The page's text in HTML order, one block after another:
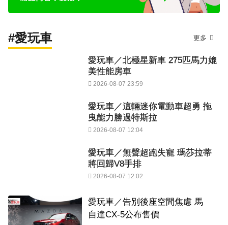
#愛玩車 更多
愛玩車／北極星新車 275匹馬力媲
美性能房車
2026-08-07 23:59
愛玩車／這輛迷你電動車超勇 拖
曳能力勝過特斯拉
2026-08-07 12:04
愛玩車／無聲超跑失寵 瑪莎拉蒂
將回歸V8手排
2026-08-07 12:02
愛玩車／告別後座空間焦慮 馬
自達CX-5公布售價